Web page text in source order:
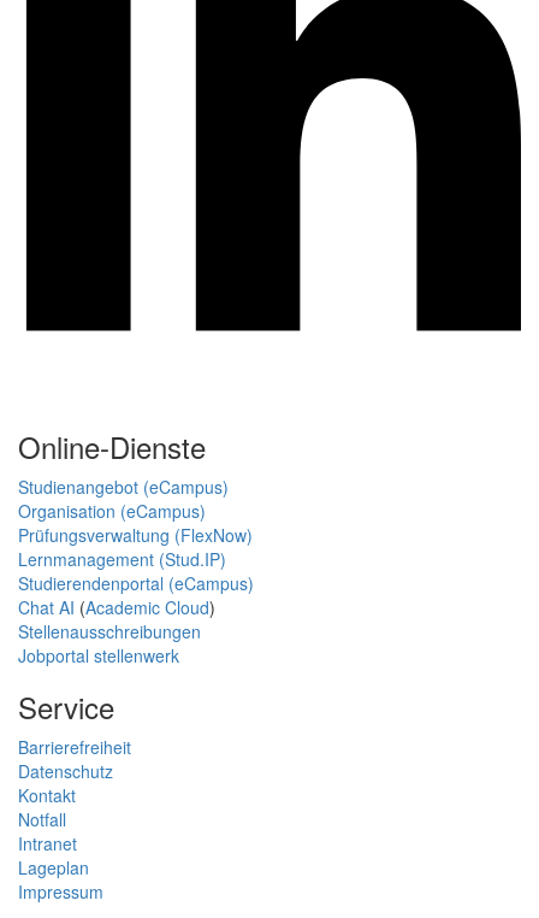
Online-Dienste
Studienangebot (eCampus)
Organisation (eCampus)
Prüfungsverwaltung (FlexNow)
Lernmanagement (Stud.IP)
Studierendenportal (eCampus)
Chat AI (Academic Cloud)
Stellenausschreibungen
Jobportal stellenwerk
Service
Barrierefreiheit
Datenschutz
Kontakt
Notfall
Intranet
Lageplan
Impressum